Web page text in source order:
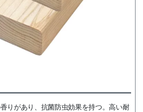
りがあり、抗菌防虫効果を持つ。高い耐